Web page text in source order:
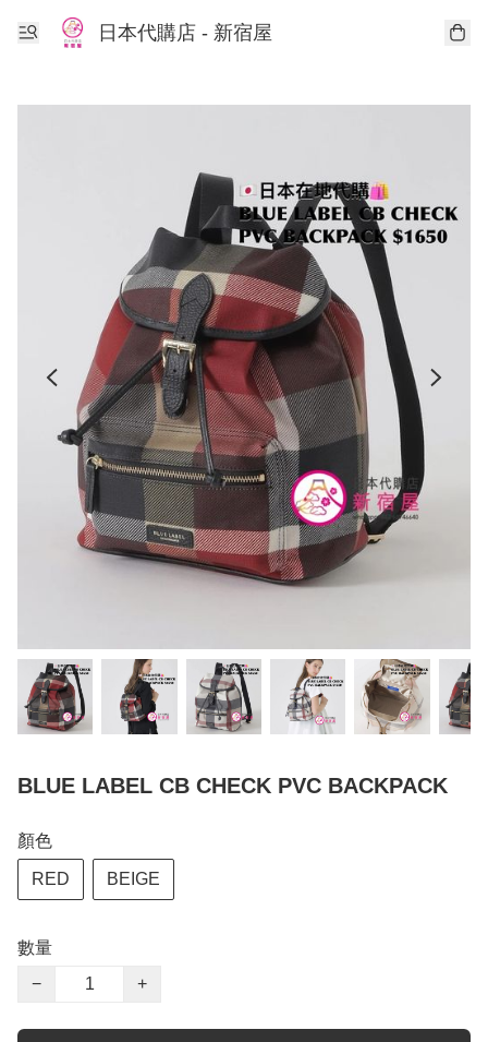
日本代購店 - 新宿屋
BLUE LABEL CB CHECK PVC BACKPACK
顏色
RED BEIGE
數量
−
+